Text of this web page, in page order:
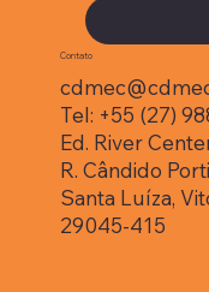
Contato
Tel: +55 (27)
Ed. River
R. Cândido
Santa Luíza,
29045-415